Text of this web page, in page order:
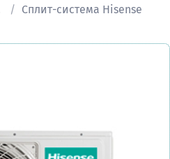
Сплит-система Hisense